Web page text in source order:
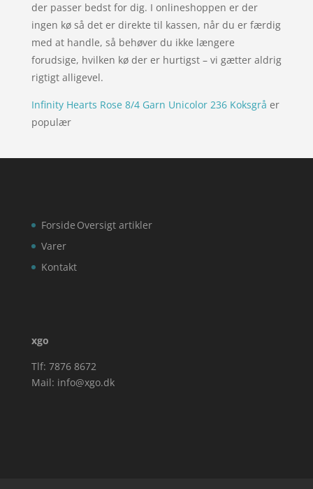
der passer bedst for dig. I onlineshoppen er der
ingen kø så det er direkte til kassen, når du er færdig
med at handle, så behøver du ikke længere
forudsige, hvilken kø der er hurtigst – vi gætter aldrig
rigtigt alligevel.
Infinity Hearts Rose 8/4 Garn Unicolor 236 Koksgrå er
populær
Forside
Varer
Kontakt
Oversigt artikler
xgo
Tlf: 7876 8672
Mail: info@xgo.dk